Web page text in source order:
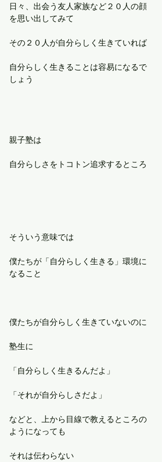
日々、出会う友人家族など２０人の顔
を思い出してみて
その２０人が自分らしく生きていれば
自分らしく生きることは容易になるで
しょう
親子塾は
自分らしさをトコトン追求するところ
そういう意味では
僕たちが「自分らしく生きる」環境に
なること
僕たちが自分らしく生きていないのに
塾生に
「自分らしく生きるんだよ」
「それが自分らしさだよ」
などと、上から目線で教えるところの
ようになっても
それは伝わらない